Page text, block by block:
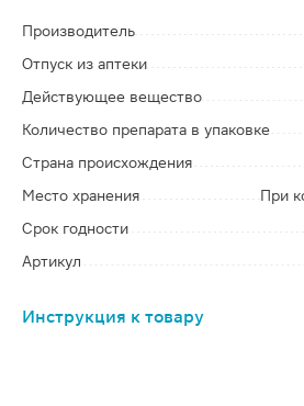
Производитель
Отпуск из аптеки
Действующее вещество
Количество препарата в упаковке
Страна происхождения
Место хранения
При
Срок годности
Артикул
Инструкция к товару